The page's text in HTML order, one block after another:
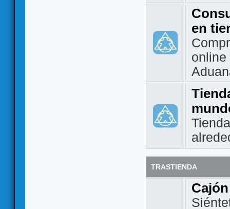
en
TRASTIENDA